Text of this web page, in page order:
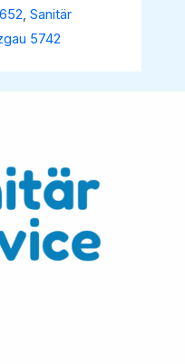
,Sanitär
5742